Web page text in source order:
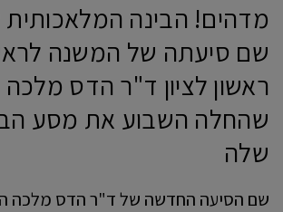
מדהים! הבינה
שם סיעתה של המשנה
ראשון לציון ד"ר הדס
שהחלה השבוע את מסע
שלה
שם הסיעה החדשה של ד"ר הדס מלכה